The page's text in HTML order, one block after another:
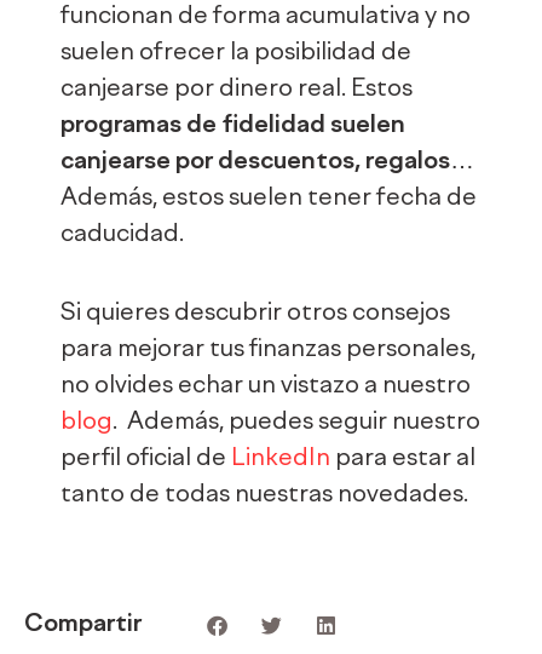
funcionan de forma acumulativa y no
suelen ofrecer la posibilidad de
canjearse por dinero real. Estos
programas de fidelidad suelen
canjearse por descuentos, regalos…
Además, estos suelen tener fecha de
caducidad.
Si quieres descubrir otros consejos
para mejorar tus finanzas personales,
no olvides echar un vistazo a nuestro
blog. Además, puedes seguir nuestro
perfil oficial de LinkedIn para estar al
tanto de todas nuestras novedades.
Compartir